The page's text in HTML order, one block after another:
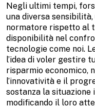
Negli ultimi tempi,
una diversa
normatore rispetto al
disponibilità nel
tecnologie come noi.
l’idea di voler gestire
risparmio economico,
l’innovatività e il
sostanza la situazione
modificando il loro